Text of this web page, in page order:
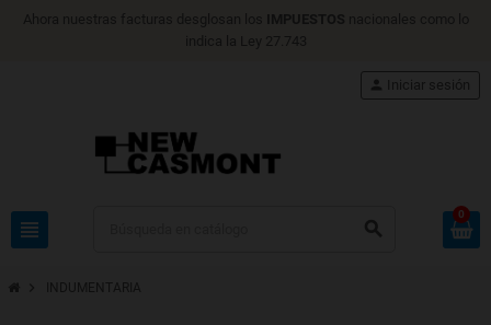
view_headline search
person Iniciar sesión
0